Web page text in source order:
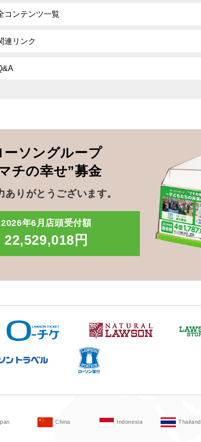
コンテンツ一覧
連リンク
ーソングループ
チの幸せ”募金
ありがとうございます。
2026年6月店頭受付額
22,529,018円
China Indonesia Thailand